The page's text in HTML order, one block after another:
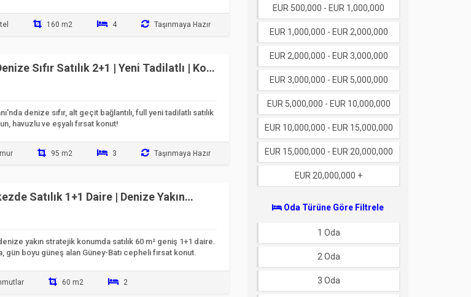
160 m2 4 Taşınmaya Hazır
Sıfır Satılık 2+1 | Yeni Tadilatlı | Kod
denize sıfır, alt geçit bağlantılı, full yeni tadilatlı satılık
havuzlu ve eşyalı fırsat konut!
95 m2 3 Taşınmaya Hazır
Satılık 1+1 Daire | Denize Yakın
yakın stratejik konumda satılık 60 m² geniş 1+1 daire.
gün boyu güneş alan Güney-Batı cepheli fırsat konut.
60 m2 2
EUR 500,000 - EUR 1,000,000
EUR 1,000,000 - EUR 2,000,000
EUR 2,000,000 - EUR 3,000,000
EUR 3,000,000 - EUR 5,000,000
EUR 5,000,000 - EUR 10,000,000
EUR 10,000,000 - EUR 15,000,000
EUR 15,000,000 - EUR 20,000,000
EUR 20,000,000 +
Oda Türüne Göre Filtrele
1 Oda
2 Oda
3 Oda